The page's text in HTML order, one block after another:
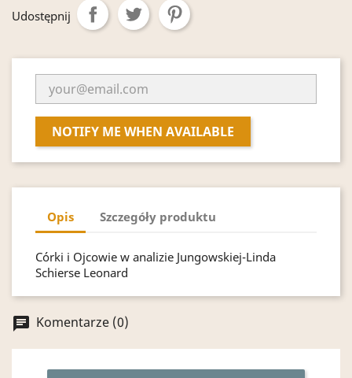
Udostępnij
NOTIFY ME WHEN AVAILABLE
Opis Szczegóły produktu
Córki i Ojcowie w analizie Jungowskiej-Linda
Schierse Leonard
chat Komentarze (0)